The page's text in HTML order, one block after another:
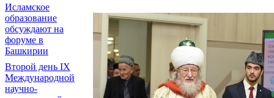
Исламское
образование
обсуждают на
форуме в
Башкирии
Второй день IX
Международной
научно-